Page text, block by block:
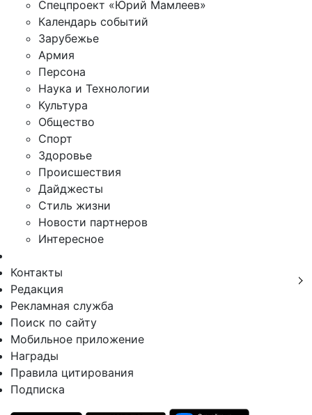
Спецпроект «Юрий Мамлеев»
Календарь событий
Зарубежье
Армия
Персона
Наука и Технологии
Культура
Общество
Спорт
Здоровье
Происшествия
Дайджесты
Стиль жизни
Новости партнеров
Интересное
Контакты
Редакция
Рекламная служба
Поиск по сайту
Мобильное приложение
Награды
Правила цитирования
Подписка